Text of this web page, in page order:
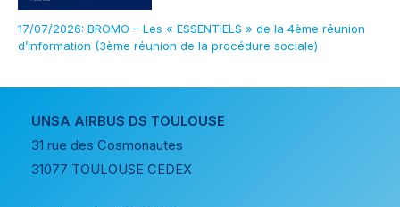
17/07/2026: BROMO – Les « ESSENTIELS » de la 4ème réunion
d’information (3ème réunion de la procédure sociale)
UNSA AIRBUS DS TOULOUSE
31 rue des Cosmonautes
31077 TOULOUSE CEDEX